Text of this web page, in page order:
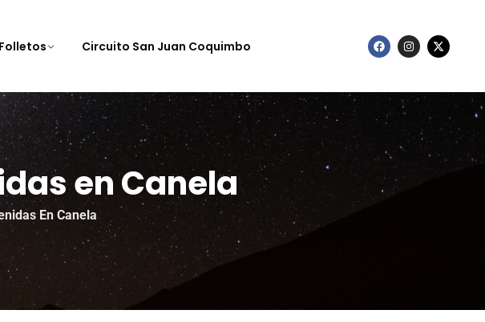
Folletos Circuito San Juan Coquimbo
en Canela
En Canela